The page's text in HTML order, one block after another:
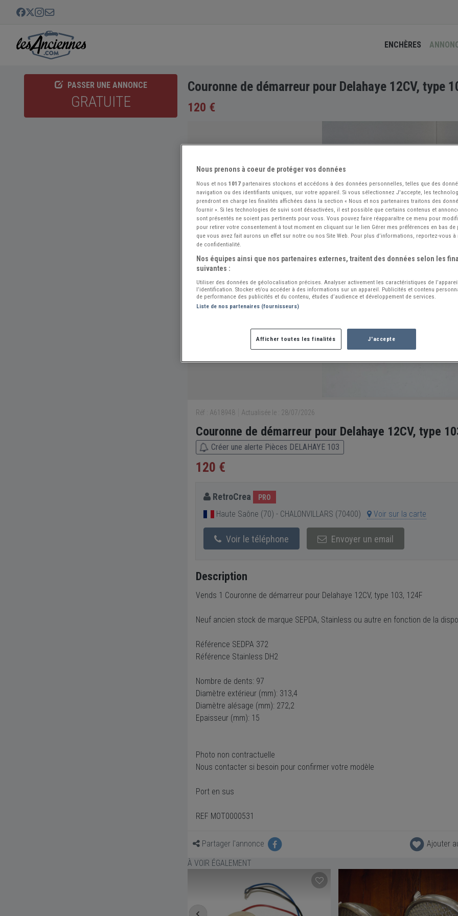
ENCHÈRES
PASSER UNE ANNONCE
GRATUITE
Couronne de démarreur pour Delahaye 12CV, type
120 €
Réf : A618948 Actualisée le : 28/07/2026
Couronne de démarreur pour Delahaye 12CV, type
Créer une alerte Pièces DELAHAYE 103
120 €
RetroCrea PRO
Haute Saône (70) - CHALONVILLARS (70400) Voir sur la carte
Voir le téléphone Envoyer un email
Description
Vends 1 Couronne de démarreur pour Delahaye 12CV, type 103, 124F
Neuf ancien stock de marque SEPDA, Stainless ou autre en fonction de la
Référence SEDPA 372
Référence Stainless DH2
Nombre de dents: 97
Diamètre extérieur (mm): 313,4
Diamètre alésage (mm): 272,2
Epaisseur (mm): 15
Photo non contractuelle
Nous contacter si besoin pour confirmer votre modèle
Port en sus
REF MOT0000531
Partager l'annonce Ajouter
À VOIR ÉGALEMENT
Nous prenons à coeur de protéger vos données
Nous et nos 1017 partenaires stockons et accédons à des données personnelles, telles que des
navigation ou des identifiants uniques, sur votre appareil. Si vous sélectionnez J'accepte, les
prendront en charge les finalités affichées dans la section « Nous et nos partenaires traitons des
fournir ». Si les technologies de suivi sont désactivées, il est possible que certains contenus et
sont présentés ne soient pas pertinents pour vous. Vous pouvez faire réapparaître ce menu pour
pour retirer votre consentement à tout moment en cliquant sur le lien Gérer mes préférences en bas de
que vous avez fait aurons un effet sur notre ou nos Site Web. Pour plus d’informations, reportez-vous
de confidentialité.
Nos équipes ainsi que nos partenaires externes, traitent des données selon les
suivantes :
Utiliser des données de géolocalisation précises. Analyser activement les caractéristiques de
l’identification. Stocker et/ou accéder à des informations sur un appareil. Publicités et contenu
de performance des publicités et du contenu, études d’audience et développement de services.
Liste de nos partenaires (fournisseurs)
Afficher toutes les finalités J'accepte